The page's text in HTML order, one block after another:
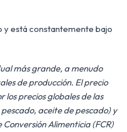
y está constantemente bajo
más grande, a menudo
de producción. El precio
precios globales de las
aceite de pescado) y
Alimenticia (FCR)